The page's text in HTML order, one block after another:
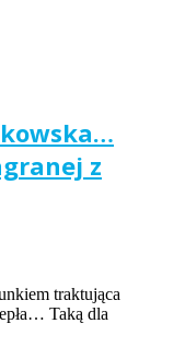
z
traktująca
Taką dla